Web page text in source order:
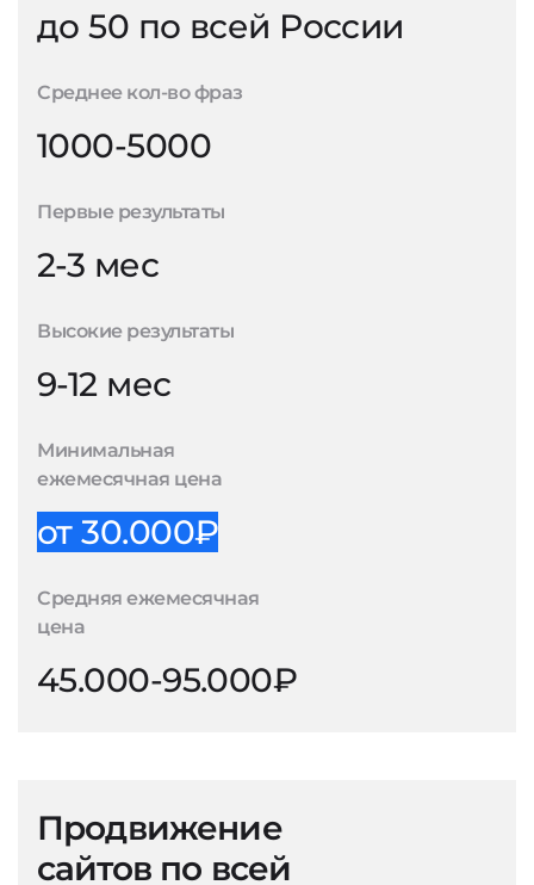
до 50 по всей России
Среднее кол-во фраз
1000-5000
Первые результаты
2-3 мес
Высокие результаты
9-12 мес
Минимальная
ежемесячная цена
от 30.000₽
Средняя ежемесячная
цена
45.000-95.000₽
Продвижение
сайтов по всей